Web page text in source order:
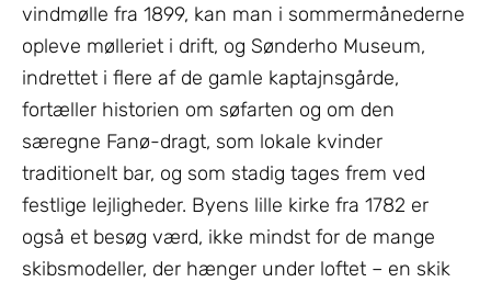
vindmølle fra 1899, kan man i sommermånederne
opleve mølleriet i drift, og Sønderho Museum,
indrettet i flere af de gamle kaptajnsgårde,
fortæller historien om søfarten og om den
særegne Fanø-dragt, som lokale kvinder
traditionelt bar, og som stadig tages frem ved
festlige lejligheder. Byens lille kirke fra 1782 er
også et besøg værd, ikke mindst for de mange
skibsmodeller, der hænger under loftet – en skik